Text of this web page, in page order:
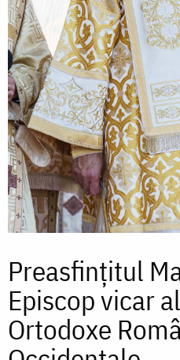
Preasfinţitul
Episcop vicar
Ortodoxe